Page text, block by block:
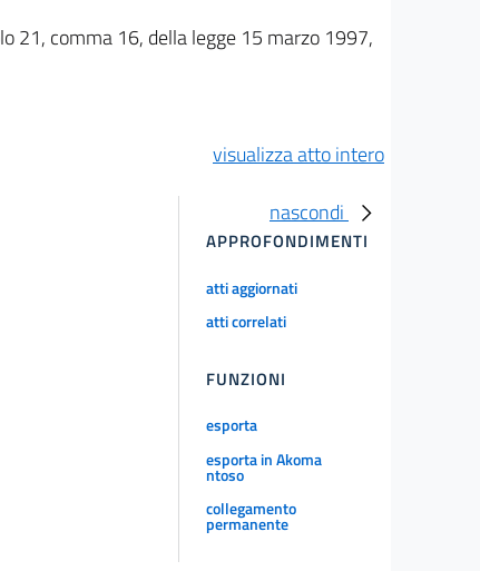
21, comma 16, della legge 15 marzo 1997,
visualizza atto intero
nascondi
APPROFONDIMENTI
atti aggiornati
atti correlati
FUNZIONI
esporta
esporta in Akoma
ntoso
collegamento
permanente